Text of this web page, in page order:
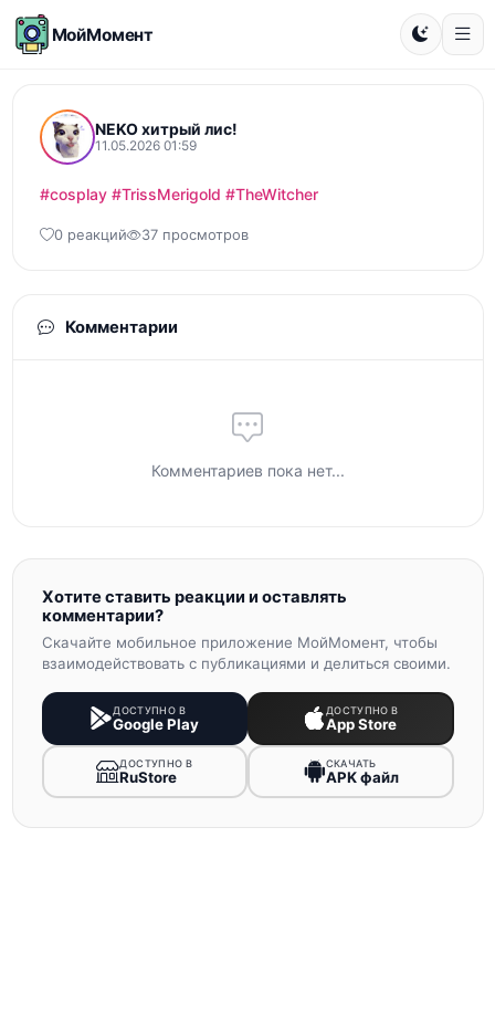
МойМомент
NEKO хитрый лис!
11.05.2026 01:59
#cosplay #TrissMerigold #TheWitcher
0 реакций 37 просмотров
Комментарии
Комментариев пока нет...
Хотите ставить реакции и оставлять
комментарии?
Скачайте мобильное приложение МойМомент, чтобы
взаимодействовать с публикациями и делиться своими.
ДОСТУПНО В
Google Play
ДОСТУПНО В
App Store
ДОСТУПНО В
RuStore
СКАЧАТЬ
APK файл